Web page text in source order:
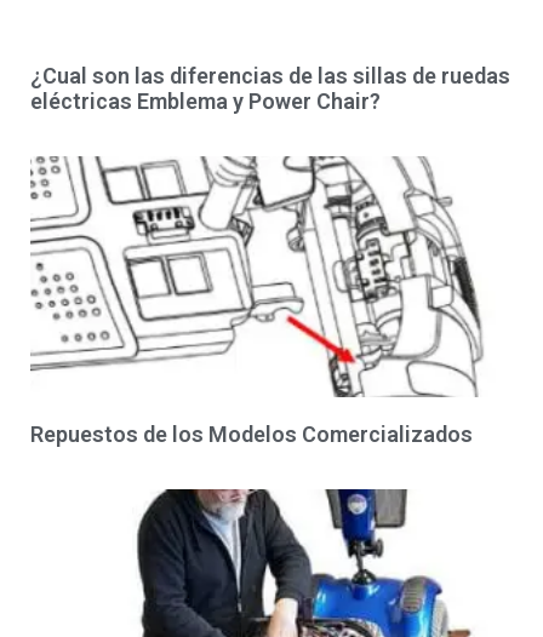
¿Cual son las diferencias de las sillas de ruedas
eléctricas Emblema y Power Chair?
Repuestos de los Modelos Comercializados